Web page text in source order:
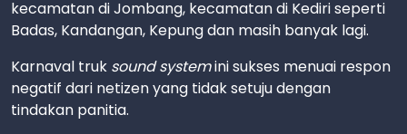
kecamatan di Jombang, kecamatan di Kediri seperti
Badas, Kandangan, Kepung dan masih banyak lagi.
Karnaval truk sound systemini sukses menuai respon
negatif dari netizen yang tidak setuju dengan
tindakan panitia.